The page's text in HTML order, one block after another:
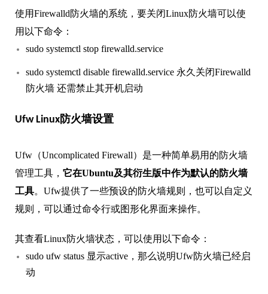
使用Firewalld防火墙的系统，要关闭Linux防火墙可以使
用以下命令：
sudo systemctl stop firewalld.service
sudo systemctl disable firewalld.service 永久关闭Firewalld
防火墙 还需禁止其开机启动
Ufw Linux防火墙设置
Ufw（Uncomplicated Firewall）是一种简单易用的防火墙
管理工具， 它在Ubuntu及其衍生版中作为默认的防火墙
工具。Ufw提供了一些预设的防火墙规则，也可以自定义
规则，可以通过命令行或图形化界面来操作。
其查看Linux防火墙状态，可以使用以下命令：
sudo ufw status 显示active，那么说明Ufw防火墙已经启
动